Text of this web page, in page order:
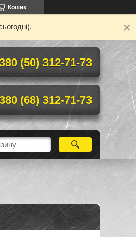
Кошик
(50) 312-71-73
(68) 312-71-73